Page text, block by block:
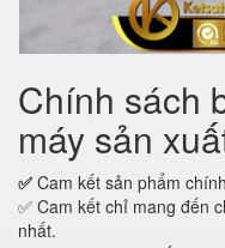
Chính sách
máy sản
✅ Cam kết sản phẩm
✅ Cam kết chỉ mang đến
nhất.